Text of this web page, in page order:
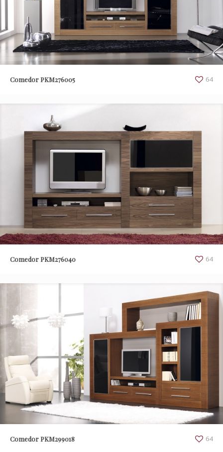
Comedor PKM276005 64
Comedor PKM276040 64
Comedor PKM299018 64